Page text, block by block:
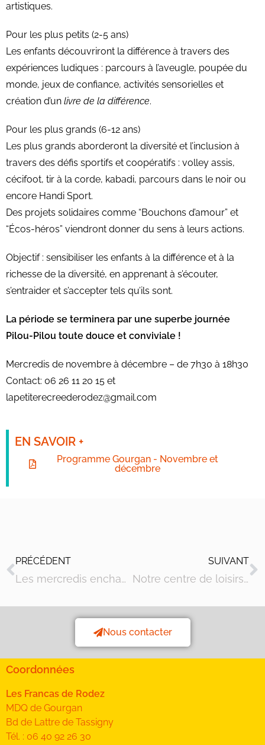
artistiques.
Pour les plus petits (2-5 ans)
Les enfants découvriront la différence à travers des
expériences ludiques : parcours à l’aveugle, poupée du
monde, jeux de confiance, activités sensorielles et
création d’un livre de la différence.
Pour les plus grands (6-12 ans)
Les plus grands aborderont la diversité et l’inclusion à
travers des défis sportifs et coopératifs : volley assis,
cécifoot, tir à la corde, kabadi, parcours dans le noir ou
encore Handi Sport.
Des projets solidaires comme “Bouchons d’amour” et
“Écos-héros” viendront donner du sens à leurs actions.
Objectif : sensibiliser les enfants à la différence et à la
richesse de la diversité, en apprenant à s’écouter,
s’entraider et s’accepter tels qu’ils sont.
La période se terminera par une superbe journée
Pilou-Pilou toute douce et conviviale !
Mercredis de novembre à décembre – de 7h30 à 18h30
Contact: 06 26 11 20 15 et
lapetiterecreederodez@gmail.com
EN SAVOIR +
Programme Gourgan - Novembre et
décembre
PRÉCÉDENT
Les mercredis enchantés à la Petite Récrée d’Olemps ! – Programme novembre et décembre
SUIVANT
Notre centre de loisirs participe à la Vente Groupée de Noël du Comptoir Français du Thé !
Nous contacter
Coordonnées
Les Francas de Rodez
MDQ de Gourgan
Bd de Lattre de Tassigny
Tél. : 06 40 92 26 30